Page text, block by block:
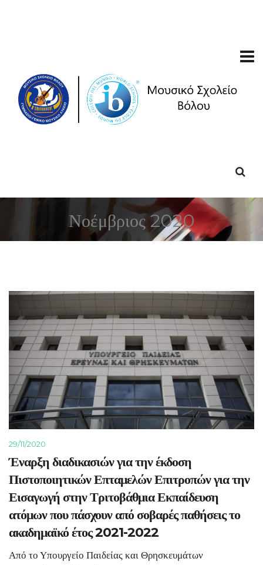
Νοέμβριος 2020
29/11/2020
Έναρξη διαδικασιών για την έκδοση
Πιστοποιητικών Επταμελών Επιτροπών για την
Εισαγωγή στην Τριτοβάθμια Εκπαίδευση
ατόμων που πάσχουν από σοβαρές παθήσεις το
ακαδημαϊκό έτος 2021-2022
Από το Υπουργείο Παιδείας και Θρησκευμάτων